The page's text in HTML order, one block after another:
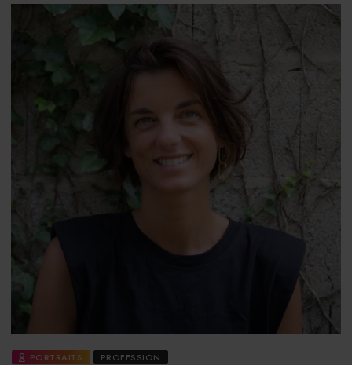
PORTRAITS PROFESSION